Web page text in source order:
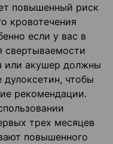
повышенный риск
кровотечения
если у вас в
свертываемости
или акушер должны
дулоксетин, чтобы
рекомендации.
трех месяцев
повышенного